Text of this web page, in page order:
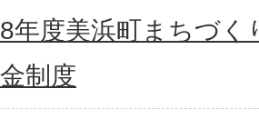
年度美浜町まちづ
制度